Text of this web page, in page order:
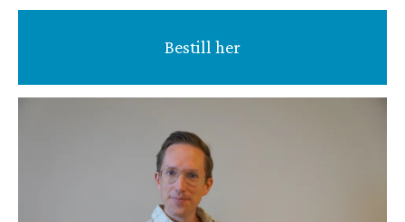
Bestill her